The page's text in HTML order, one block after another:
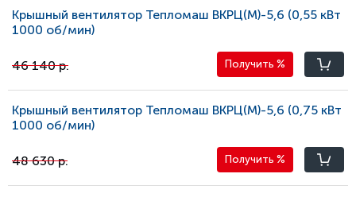
Крышный вентилятор Тепломаш ВКРЦ(М)-5,6 (0,55 кВт
1000 oб/мин)
46 140 р. Получить %
Крышный вентилятор Тепломаш ВКРЦ(М)-5,6 (0,75 кВт
1000 oб/мин)
48 630 р. Получить %